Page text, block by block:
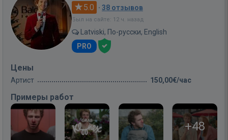
5.0 · 38 отзывов
Был на сайте: 12 ч. назад
Latviski, По-русски, English
PRO
Цены
Артист 150,00€/час
Примеры работ
+48